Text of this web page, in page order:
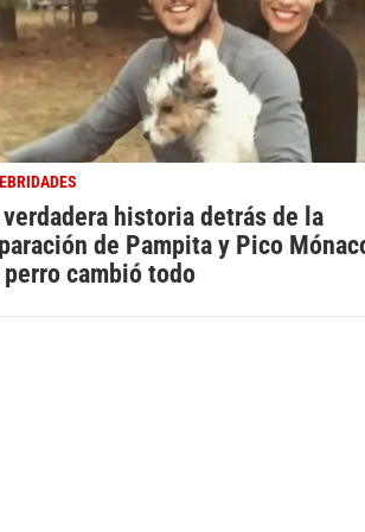
verdadera historia detrás de la
de Pampita y Pico
perro cambió todo